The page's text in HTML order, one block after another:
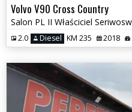
Volvo V90 Cross Country
2.0 Diesel KM 235 2018